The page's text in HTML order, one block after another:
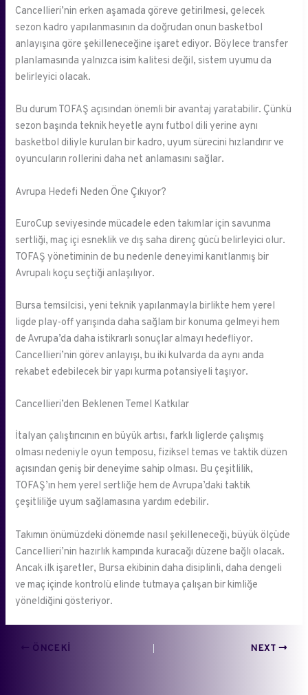
Cancellieri’nin erken aşamada göreve getirilmesi, gelecek
sezon kadro yapılanmasının da doğrudan onun basketbol
anlayışına göre şekilleneceğine işaret ediyor. Böylece transfer
planlamasında yalnızca isim kalitesi değil, sistem uyumu da
belirleyici olacak.
Bu durum TOFAŞ açısından önemli bir avantaj yaratabilir. Çünkü
sezon başında teknik heyetle aynı futbol dili yerine aynı
basketbol diliyle kurulan bir kadro, uyum sürecini hızlandırır ve
oyuncuların rollerini daha net anlamasını sağlar.
Avrupa Hedefi Neden Öne Çıkıyor?
EuroCup seviyesinde mücadele eden takımlar için savunma
sertliği, maç içi esneklik ve dış saha direnç gücü belirleyici olur.
TOFAŞ yönetiminin de bu nedenle deneyimi kanıtlanmış bir
Avrupalı koçu seçtiği anlaşılıyor.
Bursa temsilcisi, yeni teknik yapılanmayla birlikte hem yerel
ligde play-off yarışında daha sağlam bir konuma gelmeyi hem
de Avrupa’da daha istikrarlı sonuçlar almayı hedefliyor.
Cancellieri’nin görev anlayışı, bu iki kulvarda da aynı anda
rekabet edebilecek bir yapı kurma potansiyeli taşıyor.
Cancellieri’den Beklenen Temel Katkılar
İtalyan çalıştırıcının en büyük artısı, farklı liglerde çalışmış
olması nedeniyle oyun temposu, fiziksel temas ve taktik düzen
açısından geniş bir deneyime sahip olması. Bu çeşitlilik,
TOFAŞ’ın hem yerel sertliğe hem de Avrupa’daki taktik
çeşitliliğe uyum sağlamasına yardım edebilir.
Takımın önümüzdeki dönemde nasıl şekilleneceği, büyük ölçüde
Cancellieri’nin hazırlık kampında kuracağı düzene bağlı olacak.
Ancak ilk işaretler, Bursa ekibinin daha disiplinli, daha dengeli
ve maç içinde kontrolü elinde tutmaya çalışan bir kimliğe
yöneldiğini gösteriyor.
ÖNCEKI NEXT